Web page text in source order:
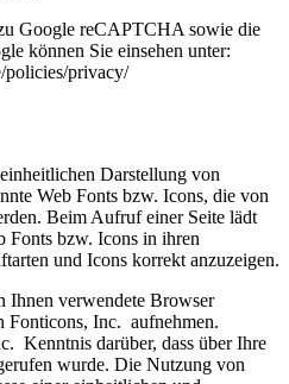
Google reCAPTCHA sowie die
können Sie einsehen unter:
policies/privacy/
Darstellung von
Web Fonts bzw. Icons, die von
Beim Aufruf einer Seite lädt
Fonts bzw. Icons in ihren
und Icons korrekt anzuzeigen.
Ihnen verwendete Browser
Fonticons, Inc. aufnehmen.
Kenntnis darüber, dass über Ihre
wurde. Die Nutzung von